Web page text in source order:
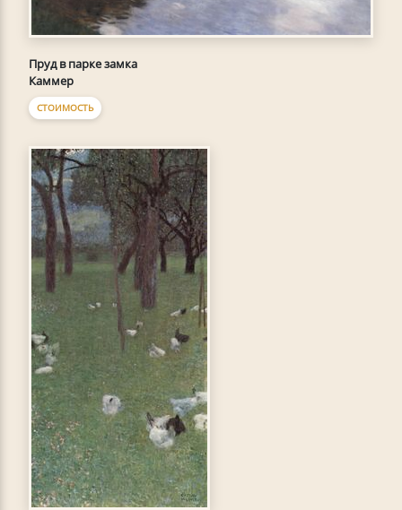
Пруд в парке замка
Каммер
СТОИМОСТЬ